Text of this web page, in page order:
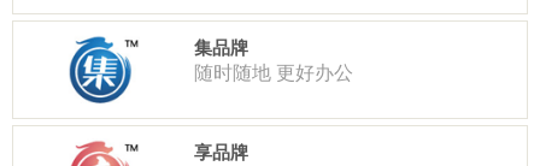
集品牌
随时随地 更好办公
享品牌